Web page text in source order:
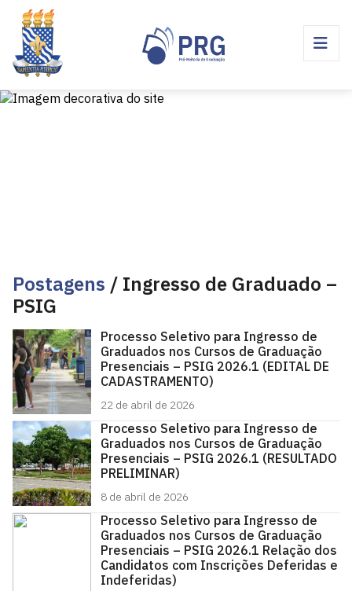
Postagens / Ingresso de Graduado –
PSIG
Processo Seletivo para Ingresso de
Graduados nos Cursos de Graduação
Presenciais – PSIG 2026.1 (EDITAL DE
CADASTRAMENTO)
22 de abril de 2026
Processo Seletivo para Ingresso de
Graduados nos Cursos de Graduação
Presenciais – PSIG 2026.1 (RESULTADO
PRELIMINAR)
8 de abril de 2026
Processo Seletivo para Ingresso de
Graduados nos Cursos de Graduação
Presenciais – PSIG 2026.1 Relação dos
Candidatos com Inscrições Deferidas e
Indeferidas)